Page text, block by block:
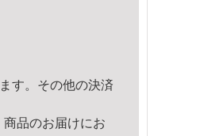
す。その他の決済
品のお届けにお